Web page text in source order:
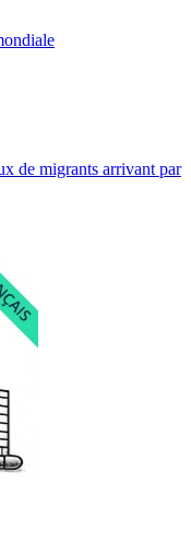
de migrants arrivant par